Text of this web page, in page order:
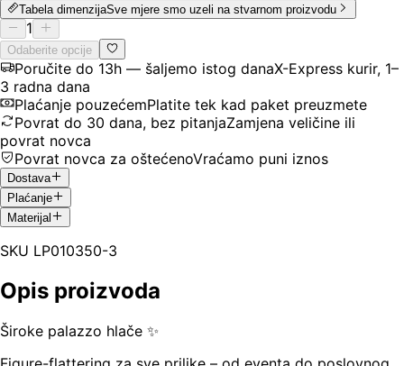
Tabela dimenzijaSve mjere smo uzeli na stvarnom proizvodu
1
Odaberite opcije
Poručite do 13h — šaljemo istog danaX-Express kurir, 1–
3 radna dana
Plaćanje pouzećemPlatite tek kad paket preuzmete
Povrat do 30 dana, bez pitanjaZamjena veličine ili
povrat novca
Povrat novca za oštećenoVraćamo puni iznos
Dostava
Plaćanje
Materijal
SKU LP010350-3
Opis proizvoda
Široke palazzo hlače ✨